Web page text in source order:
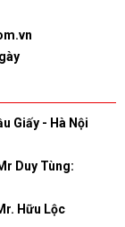
Giấy - Hà Nội
Duy Tùng:
Hữu Lộc